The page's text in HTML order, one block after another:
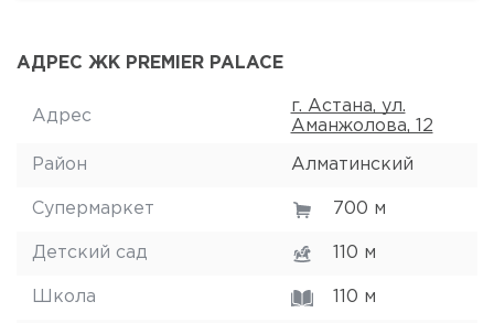
АДРЕС ЖК PREMIER PALACE
Адрес
г. Астана, ул.
Аманжолова, 12
Район Алматинский
Супермаркет 700 м
Детский сад 110 м
Школа 110 м